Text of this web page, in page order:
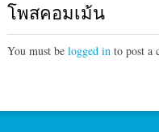
โพสคอมเม้น
You must be logged into post a